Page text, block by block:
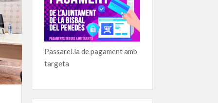
Passarel.la de pagament amb
targeta